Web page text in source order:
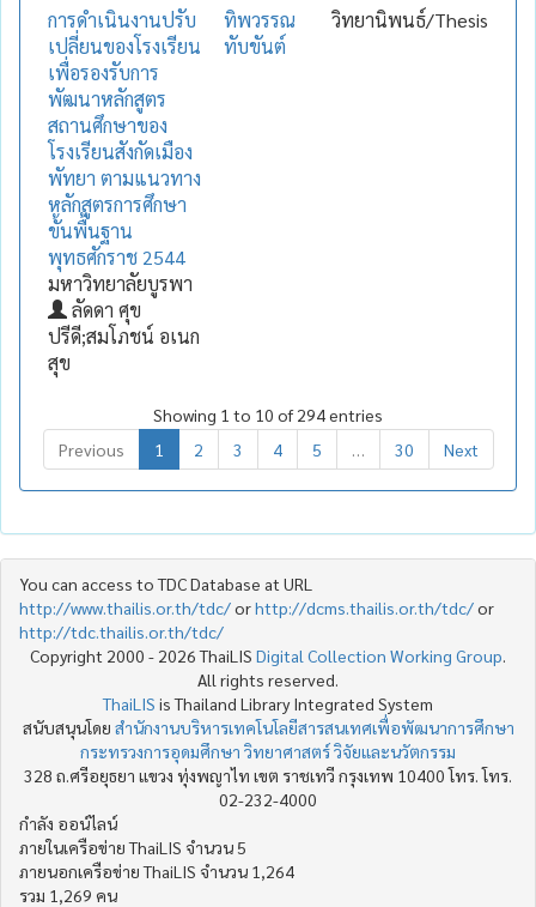
การดำเนินงานปรับ
เปลี่ยนของโรงเรียน
เพื่อรองรับการ
พัฒนาหลักสูตร
สถานศึกษาของ
โรงเรียนสังกัดเมือง
พัทยา ตามแนวทาง
หลักสูตรการศึกษา
ขั้นพื้นฐาน
พุทธศักราช 2544
มหาวิทยาลัยบูรพา
ลัดดา ศุข
ปรีดี;สมโภชน์ อเนก
สุข
ทิพวรรณ
ทับขันต์
วิทยานิพนธ์/Thesis
Showing 1 to 10 of 294 entries
Previous
1 2 3 4 5 30 Next
You can access to TDC Database at URL
http://www.thailis.or.th/tdc/orhttp://dcms.thailis.or.th/tdc/or
http://tdc.thailis.or.th/tdc/
Copyright 2000 - 2026 ThaiLIS Digital Collection Working Group
All rights reserved.
ThaiLIS is Thailand Library Integrated System
สนับสนุนโดย สำนักงานบริหารเทคโนโลยีสารสนเทศเพื่อพัฒนาการศึกษา
กระทรวงการอุดมศึกษา วิทยาศาสตร์ วิจัยและนวัตกรรม
328 ถ.ศรีอยุธยา แขวง ทุ่งพญาไท เขต ราชเทวี กรุงเทพ 10400 โทร. โทร.
02-232-4000
กำลัง ออน์ไลน์
ภายในเครือข่าย ThaiLIS จำนวน 5
ภายนอกเครือข่าย ThaiLIS จำนวน 1,264
รวม 1,269 คน